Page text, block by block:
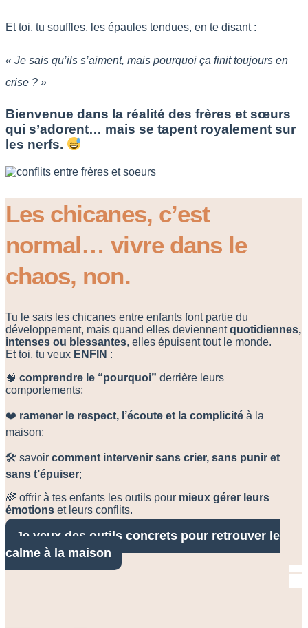
Et toi, tu souffles, les épaules tendues, en te disant :
« Je sais qu’ils s’aiment, mais pourquoi ça finit toujours en
crise ? »
Bienvenue dans la réalité des frères et sœurs
qui s’adorent… mais se tapent royalement sur
les nerfs.
Les chicanes, c’est
normal… vivre dans le
chaos, non.
Tu le sais les chicanes entre enfants font partie du
développement, mais quand elles deviennentquotidiennes,
intenses ou blessantes, elles épuisent tout le monde.
Et toi, tu veux ENFIN :
🧠 comprendre le “pourquoi” derrière leurs
comportements;
❤️ ramener le respect, l’écoute et la complicité à la
maison;
🛠️ savoir comment intervenir sans crier, sans punir et
sans t’épuiser;
🌈 offrir à tes enfants les outils pour mieux gérer leurs
émotions et leurs conflits.
Je veux des outils concrets pour retrouver le
calme à la maison